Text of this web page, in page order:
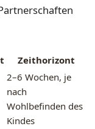
Zeithorizont
2–6 Wochen, je
nach
Wohlbefinden des
Kindes